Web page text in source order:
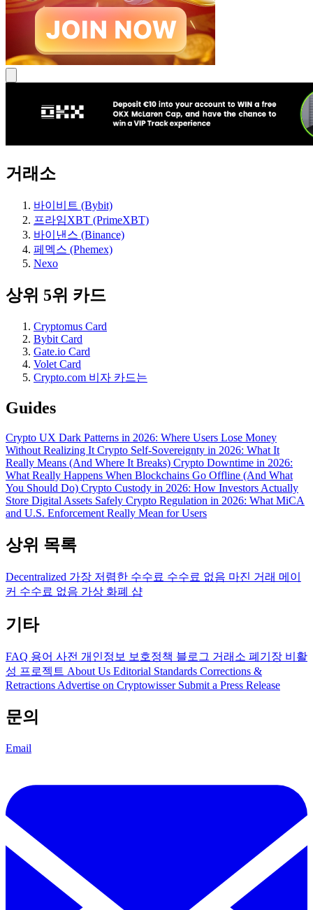
거래소
바이비트 (Bybit)
프라임XBT (PrimeXBT)
바이낸스 (Binance)
페멕스 (Phemex)
Nexo
상위 5위 카드
Cryptomus Card
Bybit Card
Gate.io Card
Volet Card
Crypto.com 비자 카드는
Guides
Crypto UX Dark Patterns in 2026: Where Users Lose Money
Without Realizing It Crypto Self-Sovereignty in 2026: What It
Really Means (And Where It Breaks) Crypto Downtime in 2026:
What Really Happens When Blockchains Go Offline (And What
You Should Do) Crypto Custody in 2026: How Investors Actually
Store Digital Assets Safely Crypto Regulation in 2026: What MiCA
and U.S. Enforcement Really Mean for Users
상위 목록
Decentralized 가장 저렴한 수수료 수수료 없음 마진 거래 메이
커 수수료 없음 가상 화폐 샵
기타
FAQ 용어 사전 개인정보 보호정책 블로그 거래소 폐기장 비활
성 프로젝트 About Us Editorial Standards Corrections &
Retractions Advertise on Cryptowisser Submit a Press Release
문의
Email